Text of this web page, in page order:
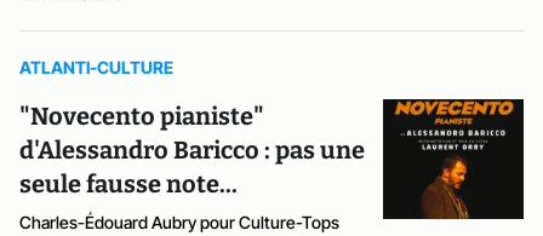
ATLANTI-CULTURE
"Novecento pianiste"
d'Alessandro Baricco : pas une
seule fausse note...
Charles-Édouard Aubry pour Culture-Tops